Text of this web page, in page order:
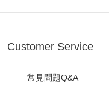
Customer Service
常見問題Q&A